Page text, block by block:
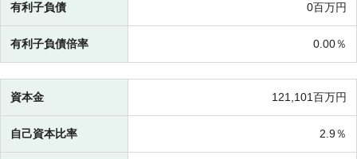
有利子負債 0百万円
有利子負債倍率 0.00％
資本金 121,101百万円
自己資本比率 2.9％